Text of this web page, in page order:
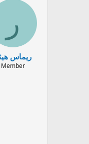
ر
ريماس
Member